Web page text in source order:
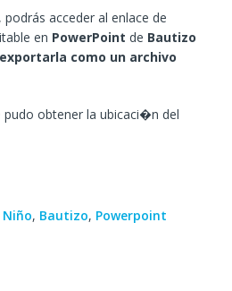
acceder al enlace de
en PowerPoint de Bautizo
como un archivo
obtener la ubicaci�n del
Niño, Bautizo, Powerpoint